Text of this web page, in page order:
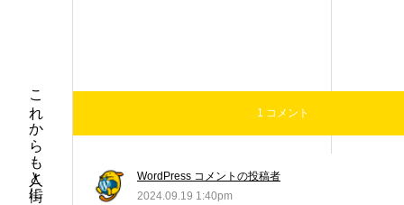
1 コメント
WordPress コメントの投稿者
2024.09.19 1:40pm